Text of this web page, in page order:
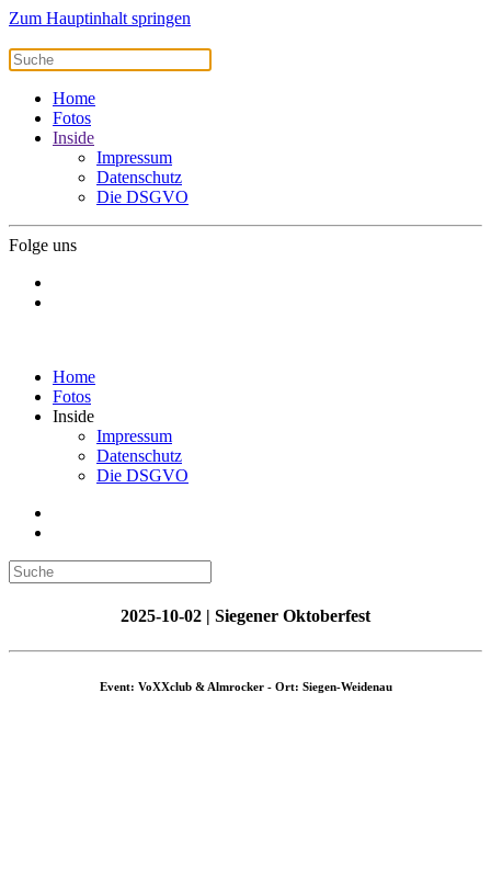
Zum Hauptinhalt springen
Home
Fotos
Inside
Impressum
Datenschutz
Die DSGVO
Folge uns
Home
Fotos
Inside
Impressum
Datenschutz
Die DSGVO
2025-10-02 | Siegener Oktoberfest
Event: VoXXclub & Almrocker - Ort: Siegen-Weidenau